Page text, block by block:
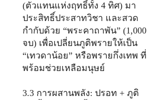
(ตัวแทนแห่งฤทธิ์ทั้ง 4 ทิศ) มา
ประสิทธิ์ประสาทวิชา และสวด
กำกับด้วย “พระคาถาพัน” (1,000
จบ) เพื่อเปลี่ยนภูติพรายให้เป็น
“เทวดาน้อย” หรือพรายกึ่งเทพ ที่
พร้อมช่วยเหลือมนุษย์
3.3 การผสานพลัง: ปรอท + ภูติ